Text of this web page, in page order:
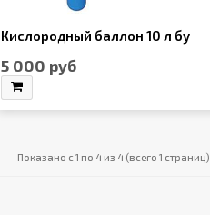
Кислородный баллон 10 л бу
5 000 руб
Показано с 1 по 4 из 4 (всего 1 страниц)